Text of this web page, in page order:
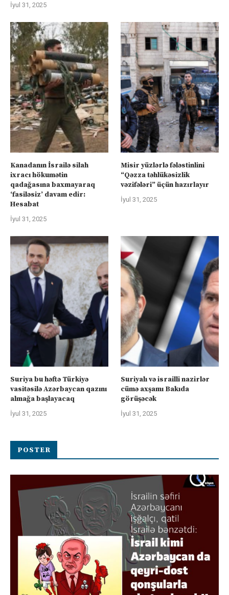
İyul 31, 2025
Kanadanın İsrailə silah
ixracı hökumətin
qadağasına baxmayaraq
‘fasiləsiz’ davam edir:
Hesabat
İyul 31, 2025
Misir yüzlərlə fələstinlini
“Qəzza təhlükəsizlik
vəzifələri” üçün hazırlayır
İyul 31, 2025
Suriya bu həftə Türkiyə
vasitəsilə Azərbaycan qazını
almağa başlayacaq
İyul 31, 2025
Suriyalı və israilli nazirlər
cümə axşamı Bakıda
görüşəcək
İyul 31, 2025
POSTER